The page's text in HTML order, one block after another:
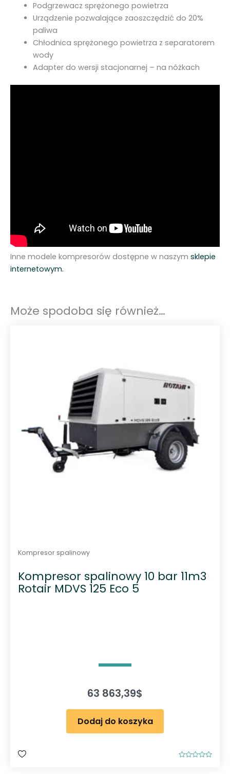
Podgrzewacz sprężonego powietrza
Urządzenie pozwalające zaoszczędzić do 20%
paliwa
Chłodnica sprężonego powietrza z separatorem
wody
Adapter do wersji stacjonarnej – na nóżkach
Inne modele kompresorów dostępne w naszym sklepie
internetowym.
Może spodoba się również…
Kompresor spalinowy
Kompresor spalinowy 10 bar 11m3
Rotair MDVS 125 Eco 5
63 863,39$
Dodaj do koszyka